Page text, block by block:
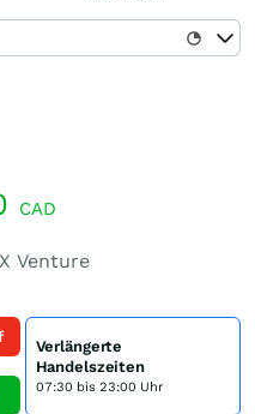
CAD
Venture
Verlängerte
Handelszeiten
07:30 bis 23:00 Uhr